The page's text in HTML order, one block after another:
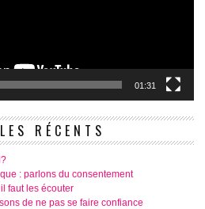
01:31
RÉCENTS
: parlons du consentement
faut les écouter
de ne pas se faire confiance